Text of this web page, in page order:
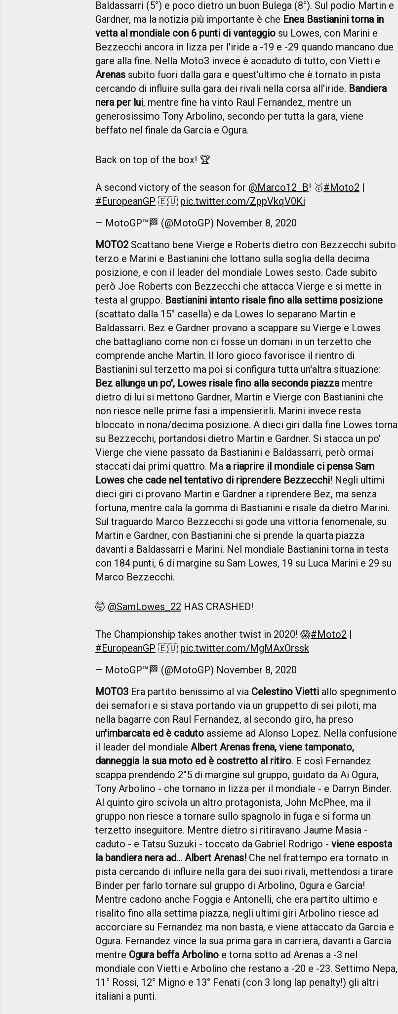
Baldassarri (5°) e poco dietro un buon Bulega (8°). Sul podio Martin e
Gardner, ma la notizia più importante è che Enea Bastianini torna in
vetta al mondiale con 6 punti di vantaggio su Lowes, con Marini e
Bezzecchi ancora in lizza per l'iride a -19 e -29 quando mancano due
gare alla fine. Nella Moto3 invece è accaduto di tutto, con Vietti e
Arenas subito fuori dalla gara e quest'ultimo che è tornato in pista
cercando di influire sulla gara dei rivali nella corsa all'iride. Bandiera
nera per lui, mentre fine ha vinto Raul Fernandez, mentre un
generosissimo Tony Arbolino, secondo per tutta la gara, viene
beffato nel finale da Garcia e Ogura.
Back on top of the box! 🏆
A second victory of the season for @Marco12_B! 🥇#Moto2 |
#EuropeanGP 🇪🇺 pic.twitter.com/ZppVkqV0Ki
— MotoGP™🏁 (@MotoGP) November 8, 2020
MOTO2 Scattano bene Vierge e Roberts dietro con Bezzecchi subito
terzo e Marini e Bastianini che lottano sulla soglia della decima
posizione, e con il leader del mondiale Lowes sesto. Cade subito
però Joe Roberts con Bezzecchi che attacca Vierge e si mette in
testa al gruppo. Bastianini intanto risale fino alla settima posizione
(scattato dalla 15° casella) e da Lowes lo separano Martin e
Baldassarri. Bez e Gardner provano a scappare su Vierge e Lowes
che battagliano come non ci fosse un domani in un terzetto che
comprende anche Martin. Il loro gioco favorisce il rientro di
Bastianini sul terzetto ma poi si configura tutta un'altra situazione:
Bez allunga un po', Lowes risale fino alla seconda piazzamentre
dietro di lui si mettono Gardner, Martin e Vierge con Bastianini che
non riesce nelle prime fasi a impensierirli. Marini invece resta
bloccato in nona/decima posizione. A dieci giri dalla fine Lowes torna
su Bezzecchi, portandosi dietro Martin e Gardner. Si stacca un po'
Vierge che viene passato da Bastianini e Baldassarri, però ormai
staccati dai primi quattro. Ma a riaprire il mondiale ci pensa Sam
Lowes che cade nel tentativo di riprendere Bezzecchi! Negli ultimi
dieci giri ci provano Martin e Gardner a riprendere Bez, ma senza
fortuna, mentre cala la gomma di Bastianini e risale da dietro Marini.
Sul traguardo Marco Bezzecchi si gode una vittoria fenomenale, su
Martin e Gardner, con Bastianini che si prende la quarta piazza
davanti a Baldassarri e Marini. Nel mondiale Bastianini torna in testa
con 184 punti, 6 di margine su Sam Lowes, 19 su Luca Marini e 29 su
Marco Bezzecchi.
🤯 @SamLowes_22 HAS CRASHED!
The Championship takes another twist in 2020! 😱#Moto2 |
#EuropeanGP 🇪🇺 pic.twitter.com/MgMAxOrssk
— MotoGP™🏁 (@MotoGP) November 8, 2020
MOTO3 Era partito benissimo al via Celestino Vietti allo spegnimento
dei semafori e si stava portando via un gruppetto di sei piloti, ma
nella bagarre con Raul Fernandez, al secondo giro, ha preso
un'imbarcata ed è caduto assieme ad Alonso Lopez. Nella confusione
il leader del mondiale Albert Arenas frena, viene tamponato,
danneggia la sua moto ed è costretto al ritiro. E così Fernandez
scappa prendendo 2''5 di margine sul gruppo, guidato da Ai Ogura,
Tony Arbolino - che tornano in lizza per il mondiale - e Darryn Binder.
Al quinto giro scivola un altro protagonista, John McPhee, ma il
gruppo non riesce a tornare sullo spagnolo in fuga e si forma un
terzetto inseguitore. Mentre dietro si ritiravano Jaume Masia -
caduto - e Tatsu Suzuki - toccato da Gabriel Rodrigo - viene esposta
la bandiera nera ad... Albert Arenas! Che nel frattempo era tornato in
pista cercando di influire nella gara dei suoi rivali, mettendosi a tirare
Binder per farlo tornare sul gruppo di Arbolino, Ogura e Garcia!
Mentre cadono anche Foggia e Antonelli, che era partito ultimo e
risalito fino alla settima piazza, negli ultimi giri Arbolino riesce ad
accorciare su Fernandez ma non basta, e viene attaccato da Garcia e
Ogura. Fernandez vince la sua prima gara in carriera, davanti a Garcia
mentre Ogura beffa Arbolino e torna sotto ad Arenas a -3 nel
mondiale con Vietti e Arbolino che restano a -20 e -23. Settimo Nepa,
11° Rossi, 12° Migno e 13° Fenati (con 3 long lap penalty!) gli altri
italiani a punti.